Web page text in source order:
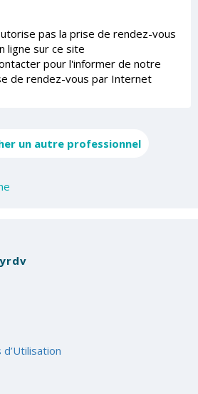
pas la prise de rendez-vous
ligne sur ce site
pour l'informer de notre
de rendez-vous par Internet
un autre professionnel